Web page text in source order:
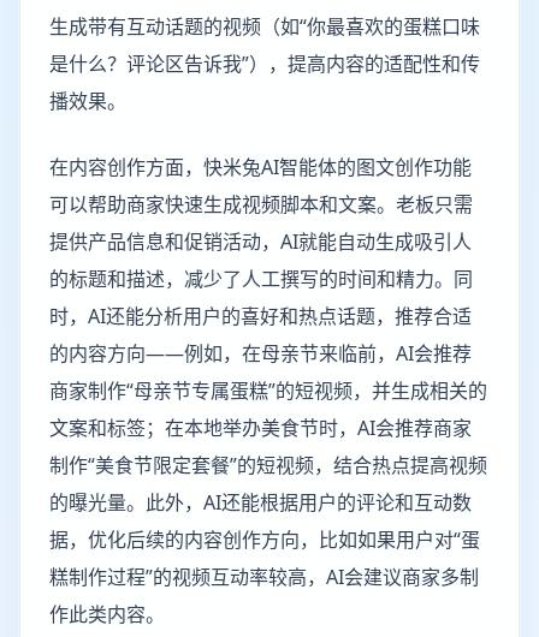
生成带有互动话题的视频（如“你最喜欢的蛋糕口味
是什么？评论区告诉我”），提高内容的适配性和传
播效果。
在内容创作方面，快米兔AI智能体的图文创作功能
可以帮助商家快速生成视频脚本和文案。老板只需
提供产品信息和促销活动，AI就能自动生成吸引人
的标题和描述，减少了人工撰写的时间和精力。同
时，AI还能分析用户的喜好和热点话题，推荐合适
的内容方向——例如，在母亲节来临前，AI会推荐
商家制作“母亲节专属蛋糕”的短视频，并生成相关的
文案和标签；在本地举办美食节时，AI会推荐商家
制作“美食节限定套餐”的短视频，结合热点提高视频
的曝光量。此外，AI还能根据用户的评论和互动数
据，优化后续的内容创作方向，比如如果用户对“蛋
糕制作过程”的视频互动率较高，AI会建议商家多制
作此类内容。